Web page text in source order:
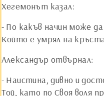
Хегемонът казал:
- По какъв начин може
Който е умрял на
Александър отвърнал:
- Наистина, дивно и
Той, като по Своя воля